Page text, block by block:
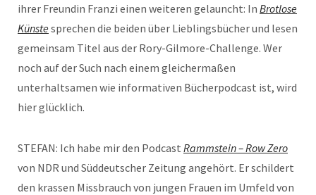
ihrer Freundin Franzi einen weiteren gelauncht: In Brotlose
Künste sprechen die beiden über Lieblingsbücher und lesen
gemeinsam Titel aus der Rory-Gilmore-Challenge. Wer
noch auf der Such nach einem gleichermaßen
unterhaltsamen wie informativen Bücherpodcast ist, wird
hier glücklich.
STEFAN: Ich habe mir den Podcast Rammstein – Row Zero
von NDR und Süddeutscher Zeitung angehört. Er schildert
den krassen Missbrauch von jungen Frauen im Umfeld von